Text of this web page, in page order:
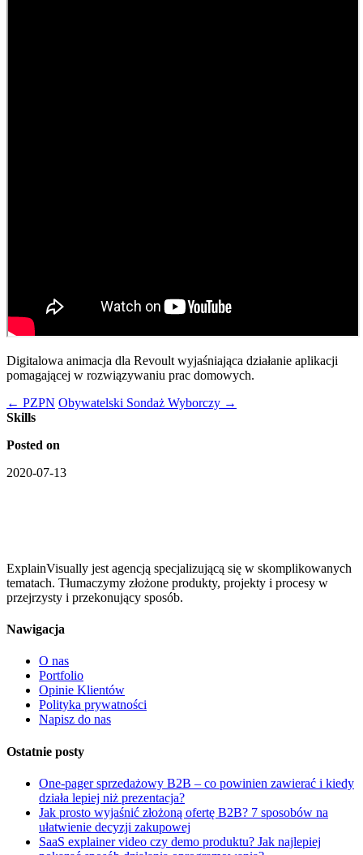
Digitalowa animacja dla Revoult wyjaśniająca działanie aplikacji
pomagającej w rozwiązywaniu prac domowych.
← PZPN Obywatelski Sondaż Wyborczy →
Skills
Posted on
2020-07-13
ExplainVisually jest agencją specjalizującą się w skomplikowanych
tematach. Tłumaczymy złożone produkty, projekty i procesy w
przejrzysty i przekonujący sposób.
Nawigacja
O nas
Portfolio
Opinie Klientów
Polityka prywatności
Napisz do nas
Ostatnie posty
One-pager sprzedażowy B2B – co powinien zawierać i kiedy
działa lepiej niż prezentacja?
Jak prosto wyjaśnić złożoną ofertę B2B? 7 sposobów na
ułatwienie decyzji zakupowej
SaaS explainer video czy demo produktu? Jak najlepiej